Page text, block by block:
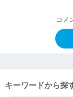
コメ
キーワードから探